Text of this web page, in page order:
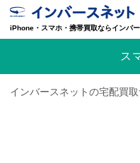
iPhone・スマホ・携帯買取ならインバ
ス
インバースネットの宅配買